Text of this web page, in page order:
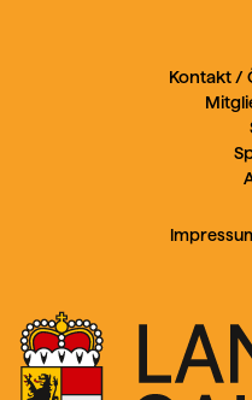
Kontakt /